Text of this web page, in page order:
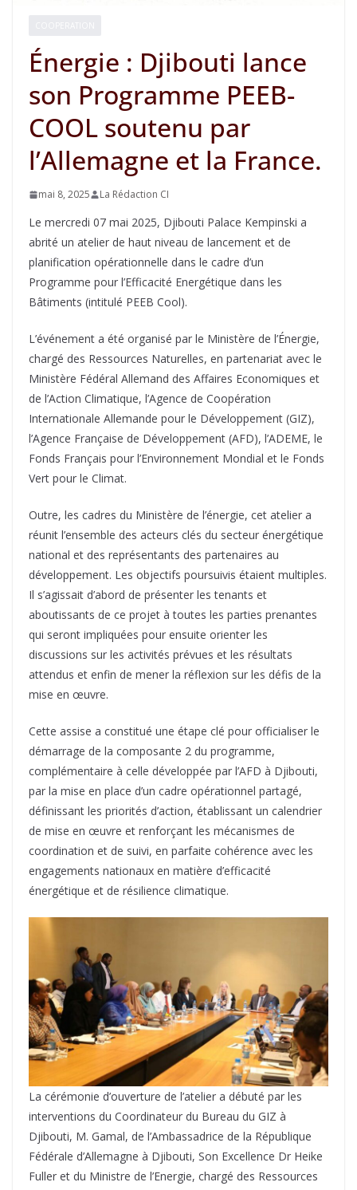
Énergie : Djibouti lance
son Programme PEEB-
COOL soutenu par
l’Allemagne et la France.
mai 8, 2025 La Rédaction CI
Le mercredi 07 mai 2025, Djibouti Palace Kempinski a
abrité un atelier de haut niveau de lancement et de
planification opérationnelle dans le cadre d’un
Programme pour l’Efficacité Energétique dans les
Bâtiments (intitulé PEEB Cool).
L’événement a été organisé par le Ministère de l’Énergie,
chargé des Ressources Naturelles, en partenariat avec le
Ministère Fédéral Allemand des Affaires Economiques et
de l’Action Climatique, l’Agence de Coopération
Internationale Allemande pour le Développement (GIZ),
l’Agence Française de Développement (AFD), l’ADEME, le
Fonds Français pour l’Environnement Mondial et le Fonds
Vert pour le Climat.
Outre, les cadres du Ministère de l’énergie, cet atelier a
réunit l’ensemble des acteurs clés du secteur énergétique
national et des représentants des partenaires au
développement. Les objectifs poursuivis étaient multiples.
Il s’agissait d’abord de présenter les tenants et
aboutissants de ce projet à toutes les parties prenantes
qui seront impliquées pour ensuite orienter les
discussions sur les activités prévues et les résultats
attendus et enfin de mener la réflexion sur les défis de la
mise en œuvre.
Cette assise a constitué une étape clé pour officialiser le
démarrage de la composante 2 du programme,
complémentaire à celle développée par l’AFD à Djibouti,
par la mise en place d’un cadre opérationnel partagé,
définissant les priorités d’action, établissant un calendrier
de mise en œuvre et renforçant les mécanismes de
coordination et de suivi, en parfaite cohérence avec les
engagements nationaux en matière d’efficacité
énergétique et de résilience climatique.
La cérémonie d’ouverture de l’atelier a débuté par les
interventions du Coordinateur du Bureau du GIZ à
Djibouti, M. Gamal, de l’Ambassadrice de la République
Fédérale d’Allemagne à Djibouti, Son Excellence Dr Heike
Fuller et du Ministre de l’Energie, chargé des Ressources